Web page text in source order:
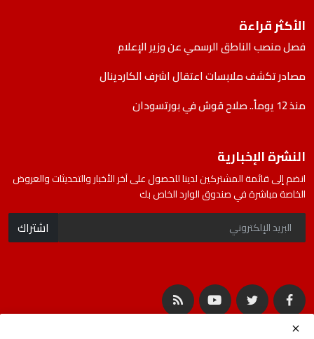
الأكثر قراءة
فصل منصب الناطق الرسمي عن وزير الإعلام
مصادر تكشف ملابسات اعتقال اشرف الكاردينال
منذ 12 يوماً.. صلاح قوش في بورتسودان
النشرة الإخبارية
انضم إلى قائمة المشتركين لدينا للحصول على آخر الأخبار والتحديثات والعروض
الخاصة مباشرة في صندوق الوارد الخاص بك
اشتراك